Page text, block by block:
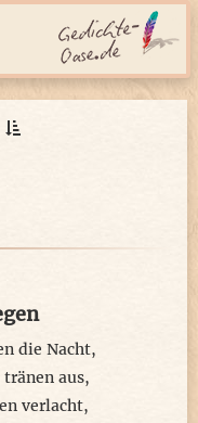
die Nacht,
tränen aus,
verlacht,